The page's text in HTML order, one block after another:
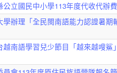
立國民中小學113年度代收代辦
辦理「全民閩南語能力認證暑期
南語學習兒少節目「越來越嗖鯊